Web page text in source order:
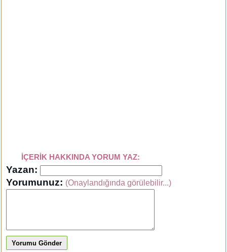
İÇERİK HAKKINDA YORUM YAZ:
Yazan:
Yorumunuz: (Onaylandığında görülebilir...)
Yorumu Gönder